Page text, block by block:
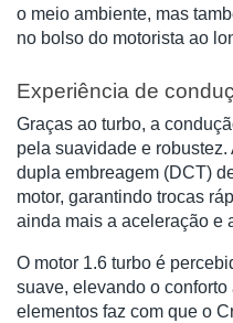
o meio ambiente, mas
no bolso do motorista ao
Experiência de
Graças ao turbo, a
pela suavidade e
dupla embreagem (DCT)
motor, garantindo trocas
ainda mais a aceleração e
O motor 1.6 turbo é
suave, elevando o
elementos faz com que o